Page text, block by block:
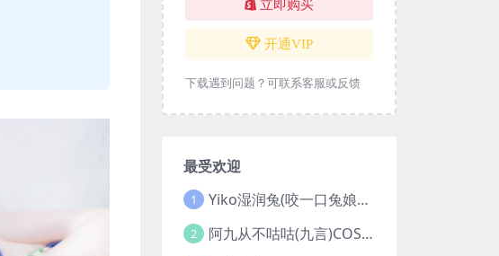
立即购买
开通VIP
下载遇到问题？可联系客服或反馈
最受欢迎
1 Yiko湿润兔(咬一口兔娘ovo)COS写真合集 [281套][持续更新]
2 阿九从不咕咕(九言)COS写真合集 [98套][持续更新]